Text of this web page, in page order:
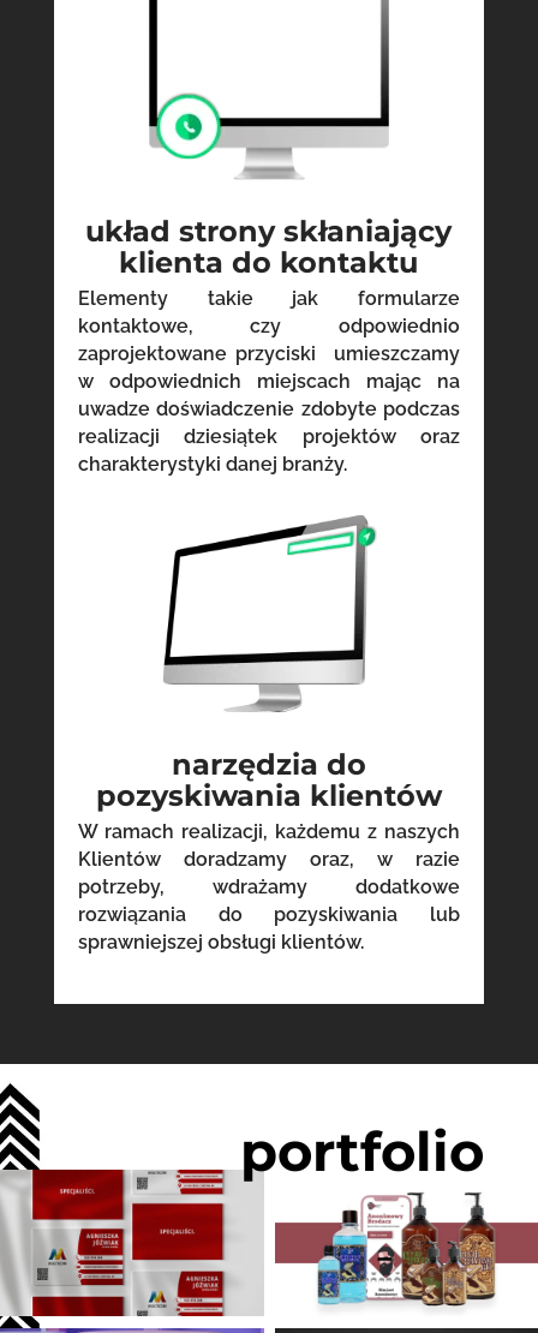
układ strony skłaniający
klienta do kontaktu
Elementy takie jak formularze
kontaktowe, czy odpowiednio
zaprojektowane przyciski umieszczamy
w odpowiednich miejscach mając na
uwadze doświadczenie zdobyte podczas
realizacji dziesiątek projektów oraz
charakterystyki danej branży.
narzędzia do
pozyskiwania klientów
W ramach realizacji, każdemu z naszych
Klientów doradzamy oraz, w razie
potrzeby, wdrażamy dodatkowe
rozwiązania do pozyskiwania lub
sprawniejszej obsługi klientów.
portfolio